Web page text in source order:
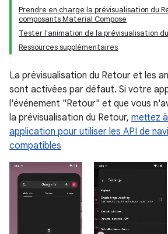
Prendre en charge la prévisualisation du
composants Material Compose
Tester l'animation de la prévisualisation
Ressources supplémentaires
La prévisualisation du Retour et les
sont activées par défaut. Si votre
l'événement "Retour" et que vous
la prévisualisation du Retour, mettez
application pour utiliser les API de
compatibles